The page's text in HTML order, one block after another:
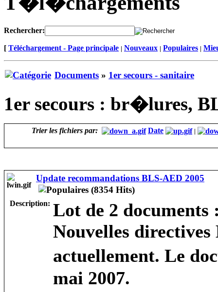
Rechercher:
[ Téléchargement - Page principale | Nouveaux | Populaires |
Documents » 1er secours - sanitaire
1er secours : br�lures,
Trier les fichiers par: Date |
Update recommandations BLS-AED 2005
Description: Lot de 2 documents
Nouvelles
actuellement. Le
mai 2007.